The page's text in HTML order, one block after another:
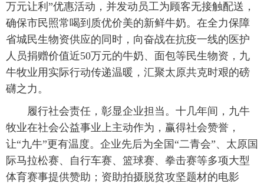
万元让利”优惠活动，并发动员工为顾客无接触配送，
确保市民照常喝到质优价美的新鲜牛奶。在全力保障
省城民生物资供应的同时，向奋战在抗疫一线的医护
人员捐赠价值近50万元的牛奶、面包等民生物资，九
牛牧业用实际行动传递温暖，汇聚太原共克时艰的磅
礴之力。
履行社会责任，彰显企业担当。十几年间，九牛
牧业在社会公益事业上主动作为，赢得社会赞誉，
让“九牛”更有温度。企业先后为全国“二青会”、太原国
际马拉松赛、自行车赛、篮球赛、拳击赛等多项大型
体育赛事提供赞助；资助拍摄脱贫攻坚题材的电影